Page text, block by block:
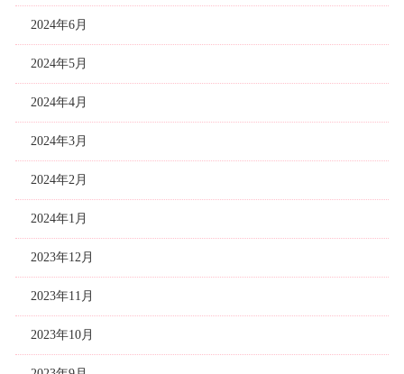
2024年6月
2024年5月
2024年4月
2024年3月
2024年2月
2024年1月
2023年12月
2023年11月
2023年10月